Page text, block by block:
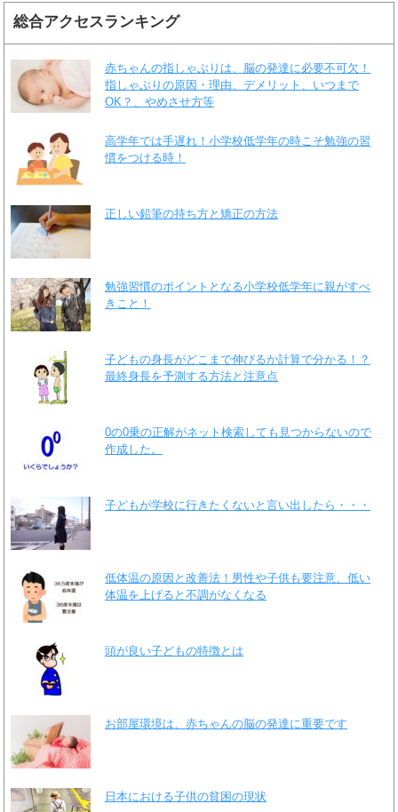
総合アクセスランキング
赤ちゃんの指しゃぶりは、脳の発達に必要不可欠！
指しゃぶりの原因・理由、デメリット、いつまで
OK？、やめさせ方等
高学年では手遅れ！小学校低学年の時こそ勉強の習
慣をつける時！
正しい鉛筆の持ち方と矯正の方法
勉強習慣のポイントとなる小学校低学年に親がすべ
きこと！
子どもの身長がどこまで伸びるか計算で分かる！？
最終身長を予測する方法と注意点
0の0乗の正解がネット検索しても見つからないので
作成した。
子どもが学校に行きたくないと言い出したら・・・
低体温の原因と改善法！男性や子供も要注意、低い
体温を上げると不調がなくなる
頭が良い子どもの特徴とは
お部屋環境は、赤ちゃんの脳の発達に重要です
日本における子供の貧困の現状